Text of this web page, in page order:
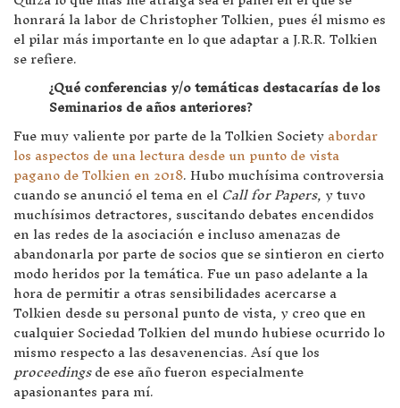
honrará la labor de Christopher Tolkien, pues él mismo es
el pilar más importante en lo que adaptar a J.R.R. Tolkien
se refiere.
¿Qué conferencias y/o temáticas destacarías de los
Seminarios de años anteriores?
Fue muy valiente por parte de la Tolkien Societyabordar
los aspectos de una lectura desde un punto de vista
pagano de Tolkien en 2018. Hubo muchísima controversia
cuando se anunció el tema en elCall for Papers, y tuvo
muchísimos detractores, suscitando debates encendidos
en las redes de la asociación e incluso amenazas de
abandonarla por parte de socios que se sintieron en cierto
modo heridos por la temática. Fue un paso adelante a la
hora de permitir a otras sensibilidades acercarse a
Tolkien desde su personal punto de vista, y creo que en
cualquier Sociedad Tolkien del mundo hubiese ocurrido lo
mismo respecto a las desavenencias. Así que los
proceedingsde ese año fueron especialmente
apasionantes para mí.